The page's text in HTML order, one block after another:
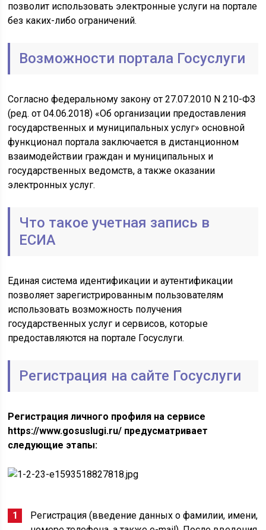
позволит использовать электронные услуги на портале
без каких-либо ограничений.
Возможности портала Госуслуги
Согласно федеральному закону от 27.07.2010 N 210-ФЗ
(ред. от 04.06.2018) «Об организации предоставления
государственных и муниципальных услуг» основной
функционал портала заключается в дистанционном
взаимодействии граждан и муниципальных и
государственных ведомств, а также оказании
электронных услуг.
Что такое учетная запись в
ЕСИА
Единая система идентификации и аутентификации
позволяет зарегистрированным пользователям
использовать возможность получения
государственных услуг и сервисов, которые
предоставляются на портале Госуслуги.
Регистрация на сайте Госуслуги
Регистрация личного профиля на сервисе
https://www.gosuslugi.ru/ предусматривает
следующие этапы:
Регистрация (введение данных о фамилии, имени,